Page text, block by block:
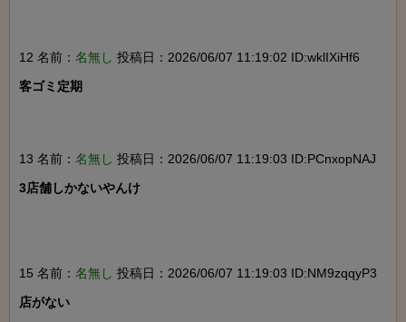
12 名前： 名無し 投稿日：2026/06/07 11:19:02 ID:wklIXiHf6
客ゴミ定期
13 名前： 名無し 投稿日：2026/06/07 11:19:03 ID:PCnxopNAJ
3店舗しかないやんけ
15 名前： 名無し 投稿日：2026/06/07 11:19:03 ID:NM9zqqyP3
店がない